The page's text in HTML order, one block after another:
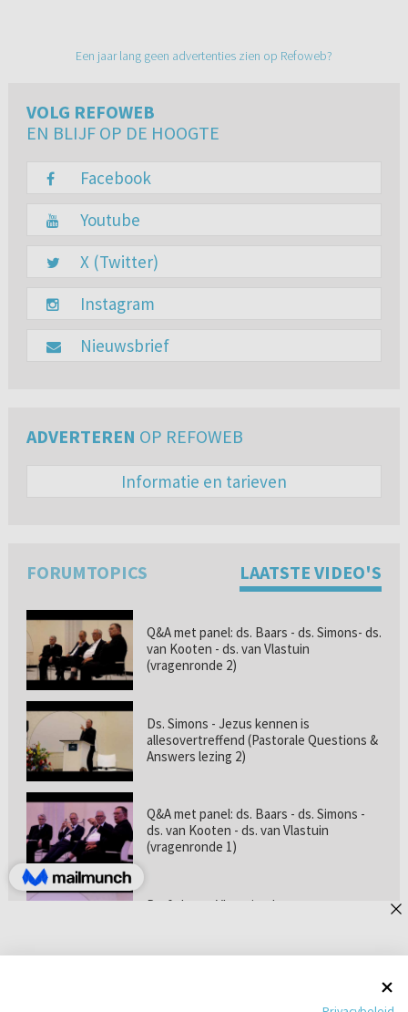
Een jaar lang geen advertenties zien op Refoweb?
VOLG REFOWEB
EN BLIJF OP DE HOOGTE
Facebook
Youtube
X (Twitter)
Instagram
Nieuwsbrief
ADVERTEREN OP REFOWEB
Informatie en tarieven
FORUMTOPICS LAATSTE VIDEO'S
Q&A met panel: ds. Baars - ds. Simons- ds.
van Kooten - ds. van Vlastuin
(vragenronde 2)
Ds. Simons - Jezus kennen is
allesovertreffend (Pastorale Questions &
Answers lezing 2)
Q&A met panel: ds. Baars - ds. Simons -
ds. van Kooten - ds. van Vlastuin
(vragenronde 1)
Prof. dr. van Vlastuin - Is